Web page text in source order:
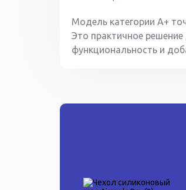
Модель категории A+
Это практичное решение
функциональность и